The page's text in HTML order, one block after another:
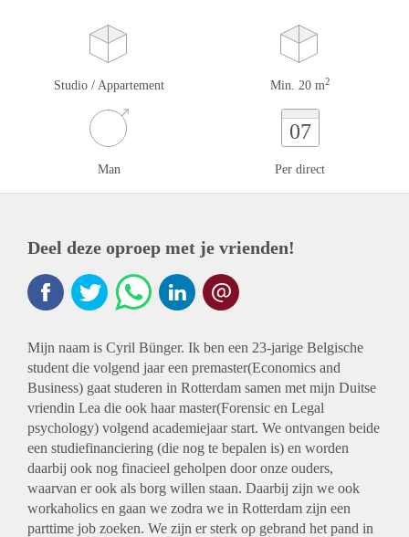
Studio / Appartement Min. 20 m2
Man
07
Per direct
Deel deze oproep met je vrienden!
Mijn naam is Cyril Bünger. Ik ben een 23-jarige Belgische
student die volgend jaar een premaster(Economics and
Business) gaat studeren in Rotterdam samen met mijn Duitse
vriendin Lea die ook haar master(Forensic en Legal
psychology) volgend academiejaar start. We ontvangen beide
een studiefinanciering (die nog te bepalen is) en worden
daarbij ook nog finacieel geholpen door onze ouders,
waarvan er ook als borg willen staan. Daarbij zijn we ook
workaholics en gaan we zodra we in Rotterdam zijn een
parttime job zoeken. We zijn er sterk op gebrand het pand in